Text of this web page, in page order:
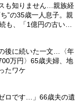
も知りません…親族経
”の35歳一人息子。親
も、「1億円の古いビ
後に続いた一文…〈年
万円〉65歳夫婦、地
たワケ
ロです…」66歳夫の遺